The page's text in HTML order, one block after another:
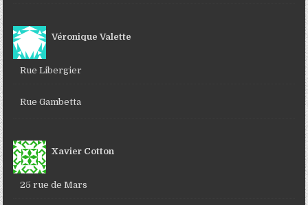
Véronique Valette
Rue Libergier
Rue Gambetta
Xavier Cotton
25 rue de Mars